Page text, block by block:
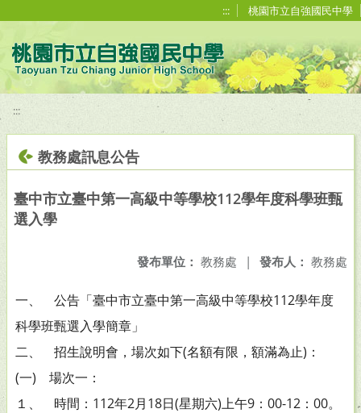
::: 桃園市立自強國民中學
:::
教務處訊息公告
臺中市立臺中第一高級中等學校112學年度科學班甄
選入學
發布人： 教務處
發布單位： 教務處 |
一、 公告「臺中市立臺中第一高級中等學校112學年度
科學班甄選入學簡章」
二、 招生說明會，場次如下(名額有限，額滿為止)：
(一) 場次一：
１、 時間：112年2月18日(星期六)上午9：00-12：00。